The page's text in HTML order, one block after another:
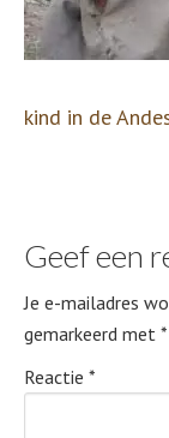
kind in de
Geef een
Je e-mailadres
gemarkeerd met *
Reactie *